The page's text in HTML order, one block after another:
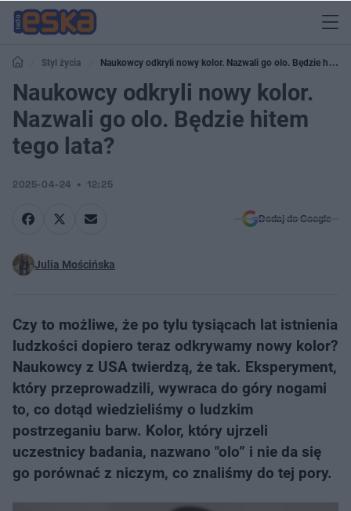
Styl życia
Naukowcy odkryli nowy kolor. Nazwali go olo. Będzie hitem
tego lata?
Naukowcy odkryli nowy kolor.
Nazwali go olo. Będzie hitem
tego lata?
2025-04-24 12:25
Dodaj do Google
Julia Mościńska
Czy to możliwe, że po tylu tysiącach lat istnienia
ludzkości dopiero teraz odkrywamy nowy kolor?
Naukowcy z USA twierdzą, że tak. Eksperyment,
który przeprowadzili, wywraca do góry nogami
to, co dotąd wiedzieliśmy o ludzkim
postrzeganiu barw. Kolor, który ujrzeli
uczestnicy badania, nazwano "olo” i nie da się
go porównać z niczym, co znaliśmy do tej pory.